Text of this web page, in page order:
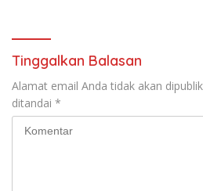
Tinggalkan Balasan
Alamat email Anda tidak akan
ditandai *